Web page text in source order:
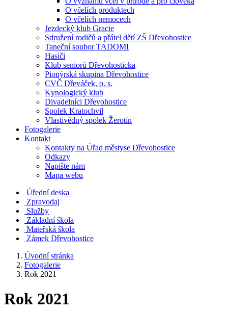
O včelích produktech
O včelích nemocech
Jezdecký klub Gracie
Sdružení rodičů a přátel dětí ZŠ Dřevohostice
Taneční soubor TADOMI
Hasiči
Klub seniorů Dřevohosticka
Pionýrská skupina Dřevohostice
CVČ Dřeváček, o. s.
Kynologický klub
Divadelníci Dřevohostice
Spolek Kratochvil
Vlastivědný spolek Žerotín
Fotogalerie
Kontakt
Kontakty na Úřad městyse Dřevohostice
Odkazy
Napište nám
Mapa webu
Úřední deska
Zpravodaj
Služby
Základní škola
Mateřská škola
Zámek Dřevohostice
Úvodní stránka
Fotogalerie
Rok 2021
Rok 2021